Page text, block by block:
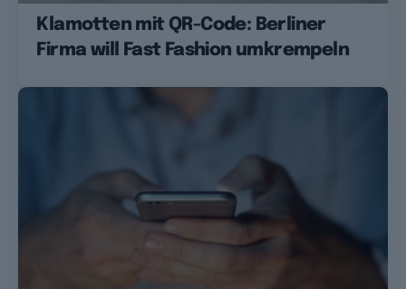
Klamotten mit QR-Code: Berliner
Firma will Fast Fashion umkrempeln